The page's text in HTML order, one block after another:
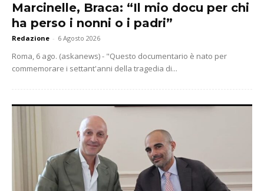
Marcinelle, Braca: “Il mio docu per chi
ha perso i nonni o i padri”
Redazione - 6 Agosto 2026
Roma, 6 ago. (askanews) - "Questo documentario è nato per
commemorare i settant'anni della tragedia di...